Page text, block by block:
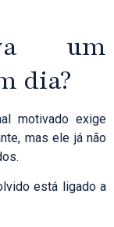
um
dia?
motivado exige
mas ele já não
está ligado a